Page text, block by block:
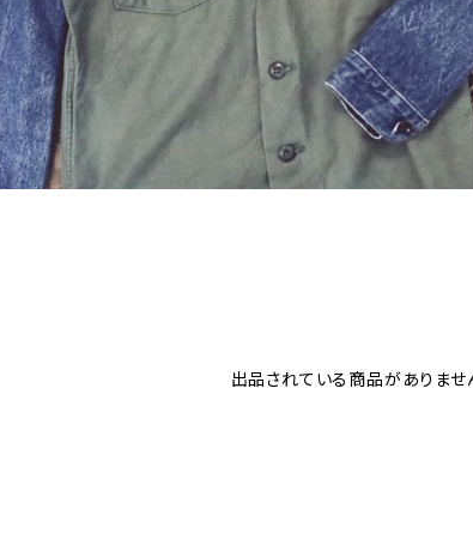
出品されている商品がありませ